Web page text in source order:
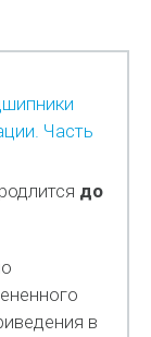
Часть
до
в